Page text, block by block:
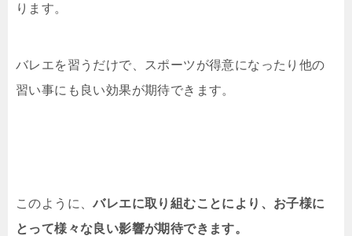
ります。
バレエを習うだけで、スポーツが得意になったり他の
習い事にも良い効果が期待できます。
このように、バレエに取り組むことにより、お子様に
とって様々な良い影響が期待できます。